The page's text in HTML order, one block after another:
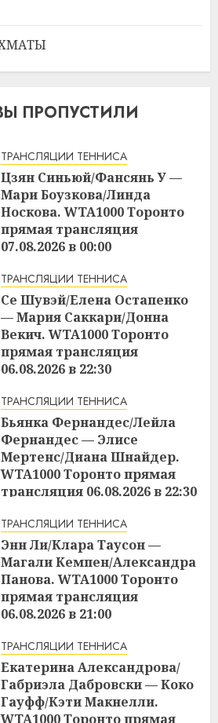
ПРОПУСТИЛИ
ТРАНСЛЯЦИИ ТЕННИСА
Цзян Синьюй/Фансянь У —
Мари Боузкова/Линда
Носкова. WTA1000 Торонто
прямая трансляция
07.08.2026 в 00:00
ТРАНСЛЯЦИИ ТЕННИСА
Се Шувэй/Елена Остапенко
— Мария Саккари/Донна
Векич. WTA1000 Торонто
прямая трансляция
06.08.2026 в 22:30
ТРАНСЛЯЦИИ ТЕННИСА
Бьянка Фернандес/Лейла
Фернандес — Элисе
Мертенс/Диана Шнайдер.
WTA1000 Торонто прямая
трансляция 06.08.2026 в 22:30
ТРАНСЛЯЦИИ ТЕННИСА
Энн Ли/Клара Таусон —
Магали Кемпен/Александра
Панова. WTA1000 Торонто
прямая трансляция
06.08.2026 в 21:00
ТРАНСЛЯЦИИ ТЕННИСА
Екатерина Александрова/
Габриэла Дабровски — Коко
Гауфф/Кэти Макнелли.
WTA1000 Торонто прямая